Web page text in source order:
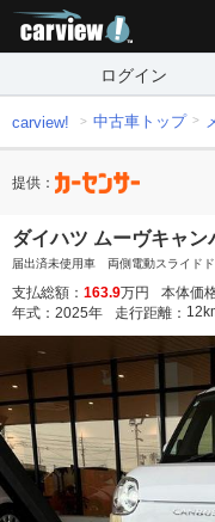
ログイン
carview! 中古車トップ
提供：
ダイハツ ムーヴキャ
届出済未使用車 両側電動スライド
支払総額： 163.9万円 本体価
年式： 2025年 走行距離： 12